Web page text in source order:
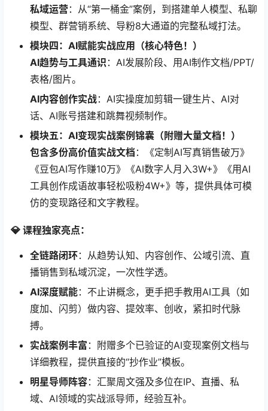
私域运营：从“第一桶金”案例，到搭建单人模型、私聊
模型、群营销系统、导粉8大通道的完整私域打法。
模块四：AI赋能实战应用（核心特色！）
AI趋势与工具通识 ：AI发展阶段、用AI制作文档/PPT/
表格/图片。
AI内容创作实战：AI实操度加剪辑一键生片、AI对
话、AI账号搭建和跳舞视频制作。
模块五：AI变现实战案例锦囊（附赠大量文档！）
包含多份高价值实战文档 ：《定制AI写真销售破万》
《豆包AI写作赚10万》《AI数字人月入3W+》《用AI
工具创作成语故事轻松吸粉4W+》等，提供具体可模
仿的变现路径和文字教程。
💎 课程独家亮点：
全链路闭环：从趋势认知、内容创作、公域引流、直
播销售到私域沉淀，一次性学透。
AI深度赋能：不止讲概念，更手把手教用AI工具（如
度加、闪剪）做内容、提效率、创收，紧扣时代脉
搏。
实战案例丰富 ：附赠多个已验证的AI变现案例文档与
详细教程，提供直接的“抄作业”模板。
明星导师阵容：汇聚周文强及多位在IP、直播、私
域、AI领域的实战派导师，经验互补。